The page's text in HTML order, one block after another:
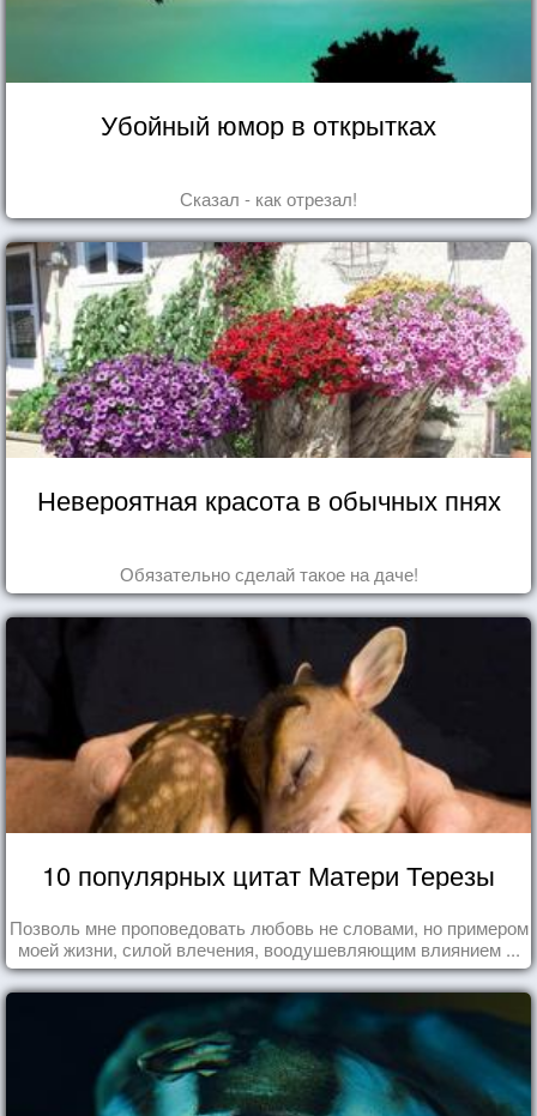
Убойный юмор в открытках
Сказал - как отрезал!
Невероятная красота в обычных пнях
Обязательно сделай такое на даче!
10 популярных цитат Матери Терезы
Позволь мне проповедовать любовь не словами, но примером
моей жизни, силой влечения, воодушевляющим влиянием ...